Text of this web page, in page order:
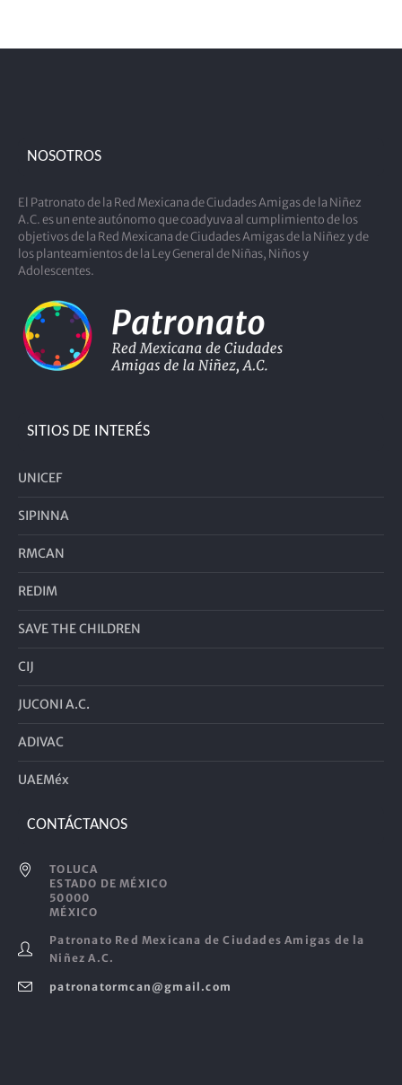
NOSOTROS
El Patronato de la Red Mexicana de Ciudades Amigas de la Niñez
A.C. es un ente autónomo que coadyuva al cumplimiento de los
objetivos de la Red Mexicana de Ciudades Amigas de la Niñez y de
los planteamientos de la Ley General de Niñas, Niños y
Adolescentes.
SITIOS DE INTERÉS
UNICEF
SIPINNA
RMCAN
REDIM
SAVE THE CHILDREN
CIJ
JUCONI A.C.
ADIVAC
UAEMéx
CONTÁCTANOS
TOLUCA
ESTADO DE MÉXICO
50000
MÉXICO
Patronato Red Mexicana de Ciudades Amigas de la
Niñez A.C.
patronatormcan@gmail.com